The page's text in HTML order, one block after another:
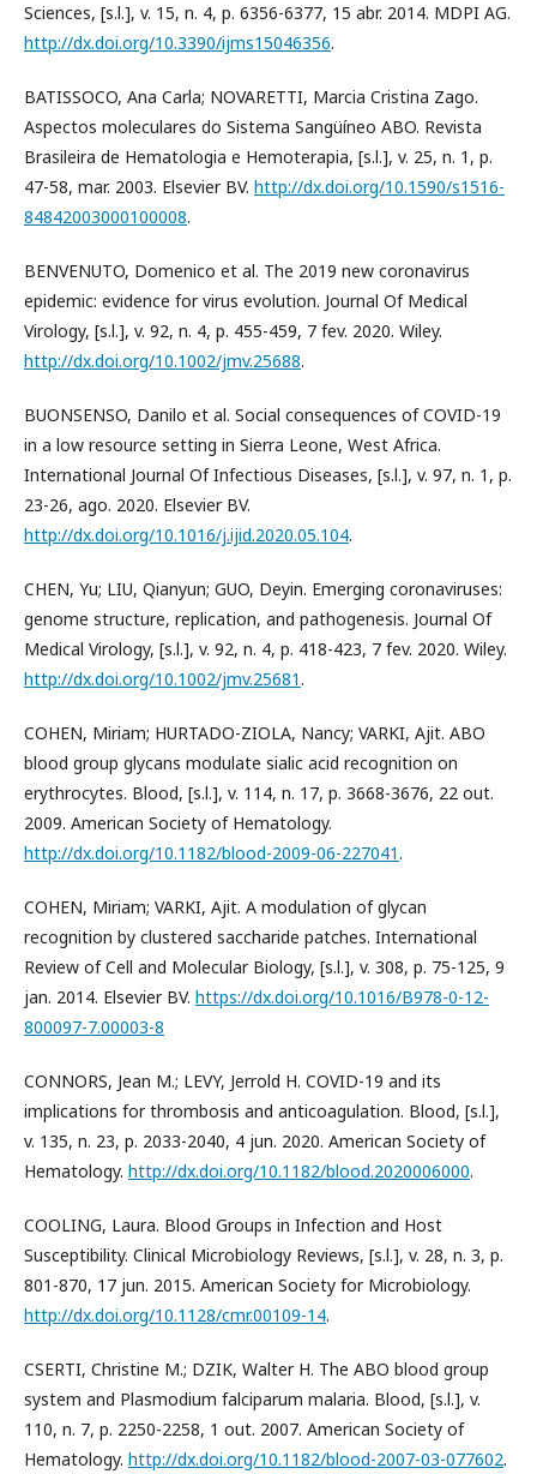
Sciences, [s.l.], v. 15, n. 4, p. 6356-6377, 15 abr. 2014. MDPI AG.
http://dx.doi.org/10.3390/ijms15046356.
BATISSOCO, Ana Carla; NOVARETTI, Marcia Cristina Zago.
Aspectos moleculares do Sistema Sangüíneo ABO. Revista
Brasileira de Hematologia e Hemoterapia, [s.l.], v. 25, n. 1, p.
47-58, mar. 2003. Elsevier BV. http://dx.doi.org/10.1590/s1516-
84842003000100008.
BENVENUTO, Domenico et al. The 2019 new coronavirus
epidemic: evidence for virus evolution. Journal Of Medical
Virology, [s.l.], v. 92, n. 4, p. 455-459, 7 fev. 2020. Wiley.
http://dx.doi.org/10.1002/jmv.25688.
BUONSENSO, Danilo et al. Social consequences of COVID-19
in a low resource setting in Sierra Leone, West Africa.
International Journal Of Infectious Diseases, [s.l.], v. 97, n. 1, p.
23-26, ago. 2020. Elsevier BV.
http://dx.doi.org/10.1016/j.ijid.2020.05.104.
CHEN, Yu; LIU, Qianyun; GUO, Deyin. Emerging coronaviruses:
genome structure, replication, and pathogenesis. Journal Of
Medical Virology, [s.l.], v. 92, n. 4, p. 418-423, 7 fev. 2020. Wiley.
http://dx.doi.org/10.1002/jmv.25681.
COHEN, Miriam; HURTADO-ZIOLA, Nancy; VARKI, Ajit. ABO
blood group glycans modulate sialic acid recognition on
erythrocytes. Blood, [s.l.], v. 114, n. 17, p. 3668-3676, 22 out.
2009. American Society of Hematology.
http://dx.doi.org/10.1182/blood-2009-06-227041.
COHEN, Miriam; VARKI, Ajit. A modulation of glycan
recognition by clustered saccharide patches. International
Review of Cell and Molecular Biology, [s.l.], v. 308, p. 75-125, 9
jan. 2014. Elsevier BV. https://dx.doi.org/10.1016/B978-0-12-
800097-7.00003-8
CONNORS, Jean M.; LEVY, Jerrold H. COVID-19 and its
implications for thrombosis and anticoagulation. Blood, [s.l.],
v. 135, n. 23, p. 2033-2040, 4 jun. 2020. American Society of
Hematology. http://dx.doi.org/10.1182/blood.2020006000.
COOLING, Laura. Blood Groups in Infection and Host
Susceptibility. Clinical Microbiology Reviews, [s.l.], v. 28, n. 3, p.
801-870, 17 jun. 2015. American Society for Microbiology.
http://dx.doi.org/10.1128/cmr.00109-14.
CSERTI, Christine M.; DZIK, Walter H. The ABO blood group
system and Plasmodium falciparum malaria. Blood, [s.l.], v.
110, n. 7, p. 2250-2258, 1 out. 2007. American Society of
Hematology. http://dx.doi.org/10.1182/blood-2007-03-077602.